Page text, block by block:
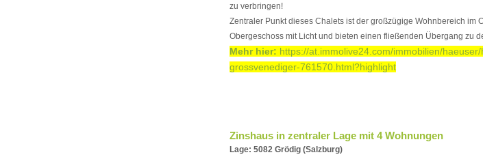
zu verbringen!
Zentraler Punkt dieses Chalets ist der großzügige Wohnbereich im
Obergeschoss mit Licht und bieten einen fließenden Übergang zu
Mehr hier: https://at.immolive24.com/immobilien/
grossvenediger-761570.html?highlight
Zinshaus in zentraler Lage mit 4 Wohnungen
Lage: 5082 Grödig (Salzburg)